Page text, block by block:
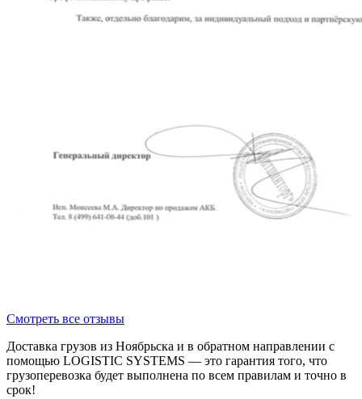
Смотреть все отзывы
Доставка грузов из Ноябрьска и в обратном направлении с
помощью LOGISTIC SYSTEMS — это гарантия того, что
грузоперевозка будет выполнена по всем правилам и точно в
срок!